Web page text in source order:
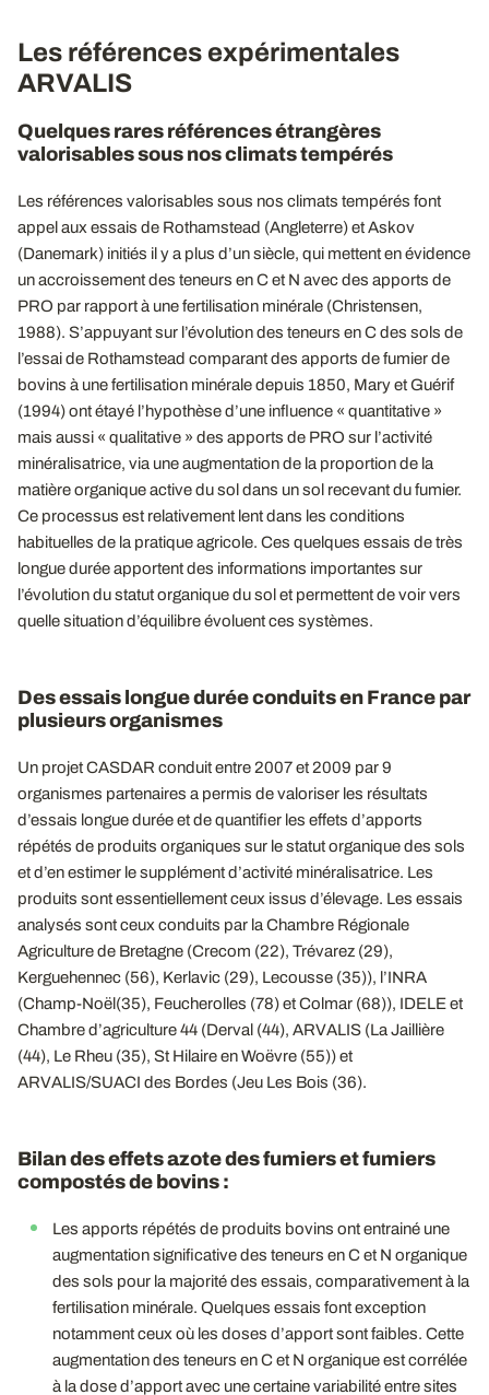
Les références expérimentales
ARVALIS
Quelques rares références étrangères
valorisables sous nos climats tempérés
Les références valorisables sous nos climats tempérés font
appel aux essais de Rothamstead (Angleterre) et Askov
(Danemark) initiés il y a plus d’un siècle, qui mettent en évidence
un accroissement des teneurs en C et N avec des apports de
PRO par rapport à une fertilisation minérale (Christensen,
1988). S’appuyant sur l’évolution des teneurs en C des sols de
l’essai de Rothamstead comparant des apports de fumier de
bovins à une fertilisation minérale depuis 1850, Mary et Guérif
(1994) ont étayé l’hypothèse d’une influence « quantitative »
mais aussi « qualitative » des apports de PRO sur l’activité
minéralisatrice, via une augmentation de la proportion de la
matière organique active du sol dans un sol recevant du fumier.
Ce processus est relativement lent dans les conditions
habituelles de la pratique agricole. Ces quelques essais de très
longue durée apportent des informations importantes sur
l’évolution du statut organique du sol et permettent de voir vers
quelle situation d’équilibre évoluent ces systèmes.
Des essais longue durée conduits en France par
plusieurs organismes
Un projet CASDAR conduit entre 2007 et 2009 par 9
organismes partenaires a permis de valoriser les résultats
d’essais longue durée et de quantifier les effets d’apports
répétés de produits organiques sur le statut organique des sols
et d’en estimer le supplément d’activité minéralisatrice. Les
produits sont essentiellement ceux issus d’élevage. Les essais
analysés sont ceux conduits par la Chambre Régionale
Agriculture de Bretagne (Crecom (22), Trévarez (29),
Kerguehennec (56), Kerlavic (29), Lecousse (35)), l’INRA
(Champ-Noël(35), Feucherolles (78) et Colmar (68)), IDELE et
Chambre d’agriculture 44 (Derval (44), ARVALIS (La Jaillière
(44), Le Rheu (35), St Hilaire en Woëvre (55)) et
ARVALIS/SUACI des Bordes (Jeu Les Bois (36).
Bilan des effets azote des fumiers et fumiers
compostés de bovins :
Les apports répétés de produits bovins ont entrainé une
augmentation significative des teneurs en C et N organique
des sols pour la majorité des essais, comparativement à la
fertilisation minérale. Quelques essais font exception
notamment ceux où les doses d’apport sont faibles. Cette
augmentation des teneurs en C et N organique est corrélée
à la dose d’apport avec une certaine variabilité entre sites